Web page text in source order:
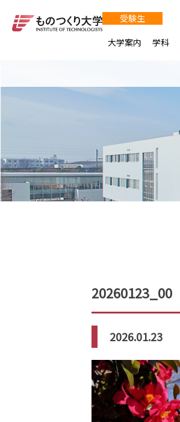
20260123_00
2026.01.23
受験生
大学案内
学科